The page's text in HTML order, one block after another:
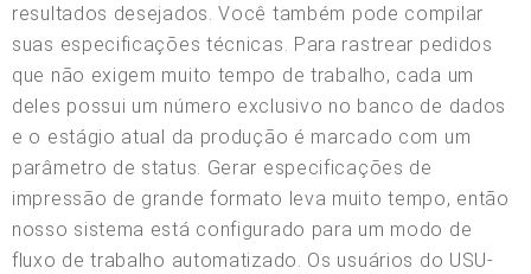
resultados desejados. Você também pode compilar
suas especificações técnicas. Para rastrear pedidos
que não exigem muito tempo de trabalho, cada um
deles possui um número exclusivo no banco de dados
e o estágio atual da produção é marcado com um
parâmetro de status. Gerar especificações de
impressão de grande formato leva muito tempo, então
nosso sistema está configurado para um modo de
fluxo de trabalho automatizado. Os usuários do USU-